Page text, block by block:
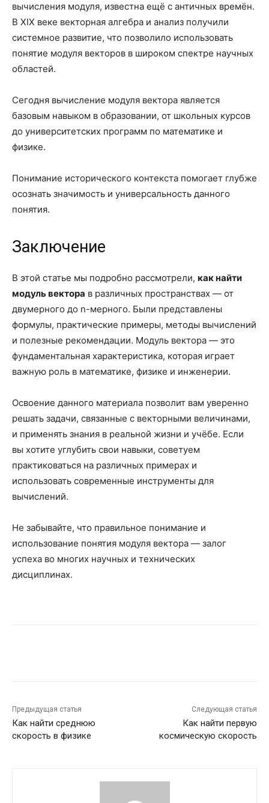
вычисления модуля, известна ещё с античных времён.
В XIX веке векторная алгебра и анализ получили
системное развитие, что позволило использовать
понятие модуля векторов в широком спектре научных
областей.
Сегодня вычисление модуля вектора является
базовым навыком в образовании, от школьных курсов
до университетских программ по математике и
физике.
Понимание исторического контекста помогает глубже
осознать значимость и универсальность данного
понятия.
Заключение
В этой статье мы подробно рассмотрели, как найти
модуль вектора в различных пространствах — от
двумерного до n-мерного. Были представлены
формулы, практические примеры, методы вычислений
и полезные рекомендации. Модуль вектора — это
фундаментальная характеристика, которая играет
важную роль в математике, физике и инженерии.
Освоение данного материала позволит вам уверенно
решать задачи, связанные с векторными величинами,
и применять знания в реальной жизни и учёбе. Если
вы хотите углубить свои навыки, советуем
практиковаться на различных примерах и
использовать современные инструменты для
вычислений.
Не забывайте, что правильное понимание и
использование понятия модуля вектора — залог
успеха во многих научных и технических
дисциплинах.
Предыдущая статья
Как найти среднюю
скорость в физике
Следующая статья
Как найти первую
космическую скорость